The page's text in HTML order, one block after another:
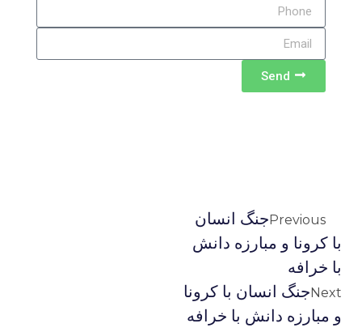
Send
Previous جنگ انسان
با کرونا و مبارزه دانش
با خرافه
Next جنگ انسان با کرونا
و مبارزه دانش با خرافه